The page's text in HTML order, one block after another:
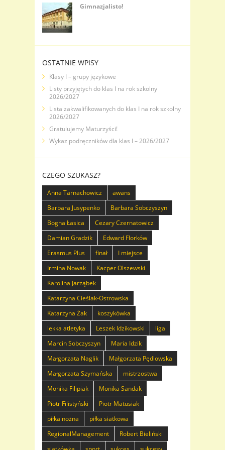
Gimnazjalisto!
OSTATNIE WPISY
Klasy I – grupy językowe
Listy przyjętych do klas I na rok szkolny
2026/2027
Lista zakwalifikowanych do klas I na rok szkolny
2026/2027
Gratulujemy Maturzyści!
Wykaz podręczników dla klas I – 2026/2027
CZEGO SZUKASZ?
Anna Tarnachowicz
awans
Barbara Jusypenko
Barbara Sobczyszyn
Bogna Łasica
Cezary Czernatowicz
Damian Gradzik
Edward Florków
Erasmus Plus
finał
I miejsce
Irmina Nowak
Kacper Olszewski
Karolina Jarząbek
Katarzyna Cieślak-Ostrowska
Katarzyna Żak
koszykówka
lekka atletyka
Leszek Idzikowski
liga
Marcin Sobczyszyn
Maria Idzik
Małgorzata Naglik
Małgorzata Pędlowska
Małgorzata Szymańska
mistrzostwa
Monika Filipiak
Monika Sandak
Piotr Filistyński
Piotr Matusiak
piłka nożna
piłka siatkowa
RegionalManagement
Robert Bieliński